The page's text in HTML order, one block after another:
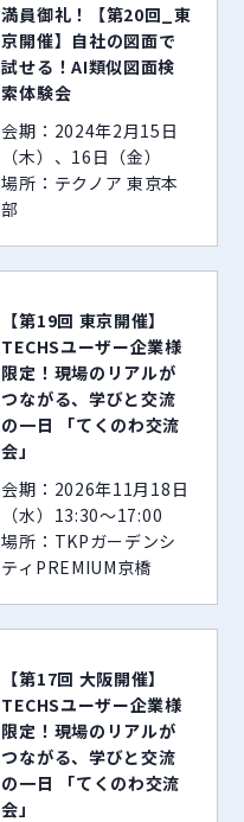
満員御礼！【第20回_東
京開催】自社の図面で
試せる！AI類似図面検
索体験会
会期：2024年2月15日
（木）、16日（金）
場所：テクノア 東京本
部
【第19回 東京開催】
TECHSユーザー企業様
限定！現場のリアルが
つながる、学びと交流
の一日 「てくのわ交流
会」
会期：2026年11月18日
（水）13:30～17:00
場所：TKPガーデンシ
ティPREMIUM京橋
【第17回 大阪開催】
TECHSユーザー企業様
限定！現場のリアルが
つながる、学びと交流
の一日 「てくのわ交流
会」